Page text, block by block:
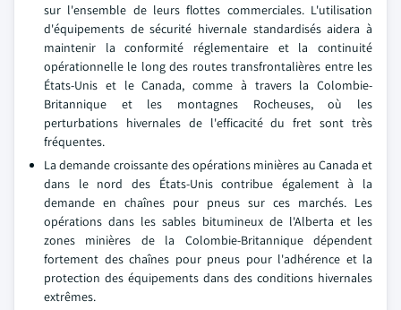
sur l'ensemble de leurs flottes commerciales. L'utilisation
d'équipements de sécurité hivernale standardisés aidera à
maintenir la conformité réglementaire et la continuité
opérationnelle le long des routes transfrontalières entre les
États-Unis et le Canada, comme à travers la Colombie-
Britannique et les montagnes Rocheuses, où les
perturbations hivernales de l'efficacité du fret sont très
fréquentes.
La demande croissante des opérations minières au Canada et
dans le nord des États-Unis contribue également à la
demande en chaînes pour pneus sur ces marchés. Les
opérations dans les sables bitumineux de l'Alberta et les
zones minières de la Colombie-Britannique dépendent
fortement des chaînes pour pneus pour l'adhérence et la
protection des équipements dans des conditions hivernales
extrêmes.